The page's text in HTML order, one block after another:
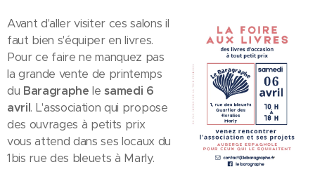
Avant d'aller visiter ces salons il
faut bien s'équiper en livres.
Pour ce faire ne manquez pas
la grande vente de printemps
du Baragraphe le samedi 6
avril. L'association qui propose
des ouvrages à petits prix
vous attend dans ses locaux du
1bis rue des bleuets à Marly.